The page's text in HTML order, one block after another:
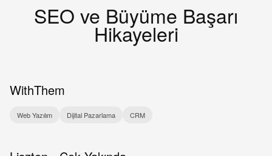
SEO ve Büyüme Başarı
Hikayeleri
WithThem
Web Yazılım Dijital Pazarlama CRM